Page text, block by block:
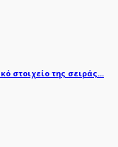
στοιχείο της σειράς…